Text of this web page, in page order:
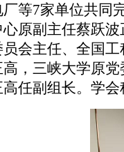
等7家单位共同
原副主任蔡跃
会主任、全国
，三峡大学原
任副组长。学